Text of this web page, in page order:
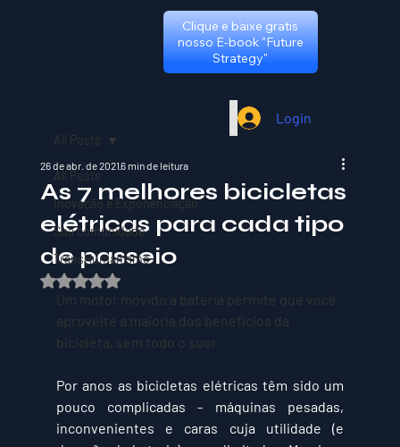
Clique e baixe gratis
nosso E-book "Future
Strategy"
Login
All Posts
Inovação e Exponenciação
Sua comunidade
TransHumanismo
All Posts
As 7 melhores bicicletas
elétricas para cada tipo
de passeio
26 de abr. de 20216 min de leitura
Avaliado com NaN de 5 estrelas.
Um motor movido a bateria permite que você
aproveite a maioria dos benefícios da
bicicleta, sem todo o suor
Por anos as bicicletas elétricas têm sido um
pouco complicadas - máquinas pesadas,
inconvenientes e caras cuja utilidade (e